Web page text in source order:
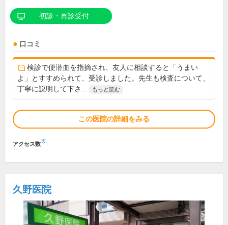
初診・再診受付
口コミ
検診で便潜血を指摘され、友人に相談すると「うまい
よ」とすすめられて、受診しました。先生も検査について、
丁寧に説明して下さ...
もっと読む
この医院の詳細をみる
アクセス数※
久野医院